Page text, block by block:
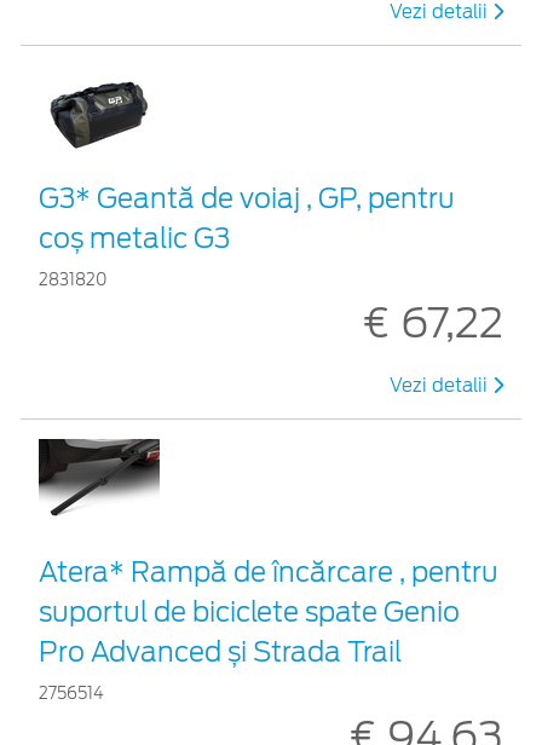
Vezi detalii
G3* Geantă de voiaj , GP, pentru
coș metalic G3
2831820
€ 67,22
Vezi detalii
Atera* Rampă de încărcare , pentru
suportul de biciclete spate Genio
Pro Advanced și Strada Trail
2756514